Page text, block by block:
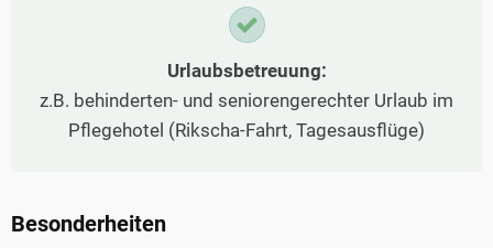
Urlaubsbetreuung:
z.B. behinderten- und seniorengerechter Urlaub im
Pflegehotel (Rikscha-Fahrt, Tagesausflüge)
Besonderheiten